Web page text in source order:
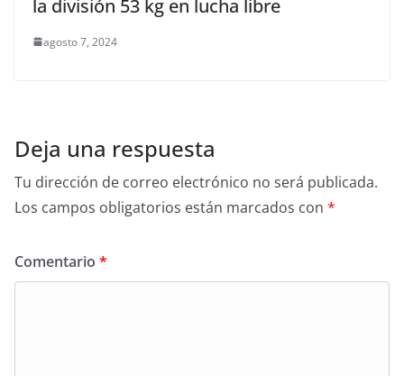
la división 53 kg en lucha libre
agosto 7, 2024
Deja una respuesta
Tu dirección de correo electrónico no será publicada.
Los campos obligatorios están marcados con *
Comentario *